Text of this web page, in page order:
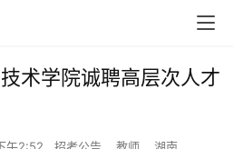
术学院诚聘高层次人才